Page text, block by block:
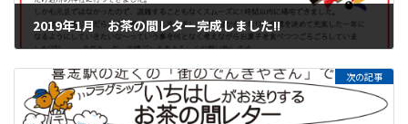
2019年1月 お茶の間レター完成しました!!
次の記事